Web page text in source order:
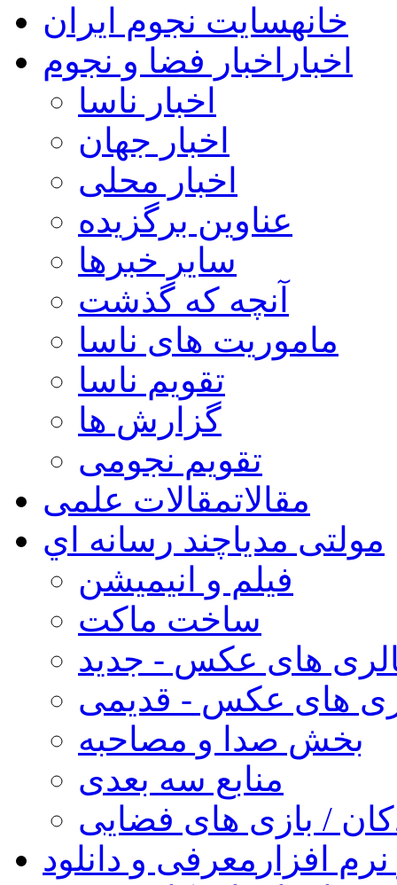
خانهسایت نجوم ایران
اخبار اخبار فضا و نجوم
اخبار ناسا
اخبار جهان
اخبار محلی
عناوین برگزیده
سایر خبرها
آنچه که گذشت
ماموریت های ناسا
تقویم ناسا
گزارش ها
تقویم نجومی
مقالاتمقالات علمی
مولتی مدیاچند رسانه اي
فیلم و انیمیشن
ساخت ماکت
های عکس - جدید
های عکس - قدیمی
بخش صدا و مصاحبه
منابع سه بعدی
/ بازی های فضایی
افزار معرفی و دانلود